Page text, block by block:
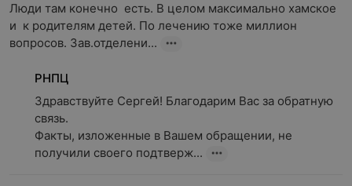
Люди там конечно  есть. В целом максимально хамское
и  к родителям детей. По лечению тоже миллион
вопросов. Зав.отделени...
РНПЦ
Здравствуйте Сергей! Благодарим Вас за обратную
связь.
Факты, изложенные в Вашем обращении, не
получили своего подтверж...